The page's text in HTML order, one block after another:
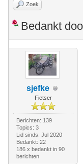
Zoek
Bedankt
sjefke
Fietser
Berichten: 139
Topics: 3
Lid sinds: Jul 2020
Bedankt: 22
186 x bedankt in 90
berichten